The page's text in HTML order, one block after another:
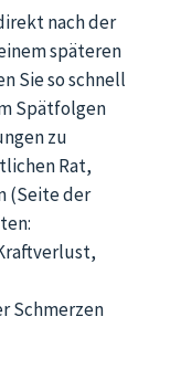
nach der
späteren
Sie so schnell
Spätfolgen
zu
Rat,
(Seite der
Schmerzen